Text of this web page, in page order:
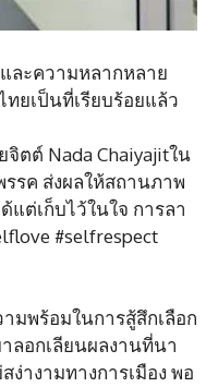
ละความหลากหลาย
ยเป็นที่เรียบร้อยแล้ว
ตต์ Nada Chaiyajitใน
รค ส่งผลให้สถานภาพ
ต่เก็บไว้ในใจ การลา
#selfrespect
พร้อมในการสู้สึกเลือก
ลอกเลียนผลงานที่นา
างามทางการเมือง พอ